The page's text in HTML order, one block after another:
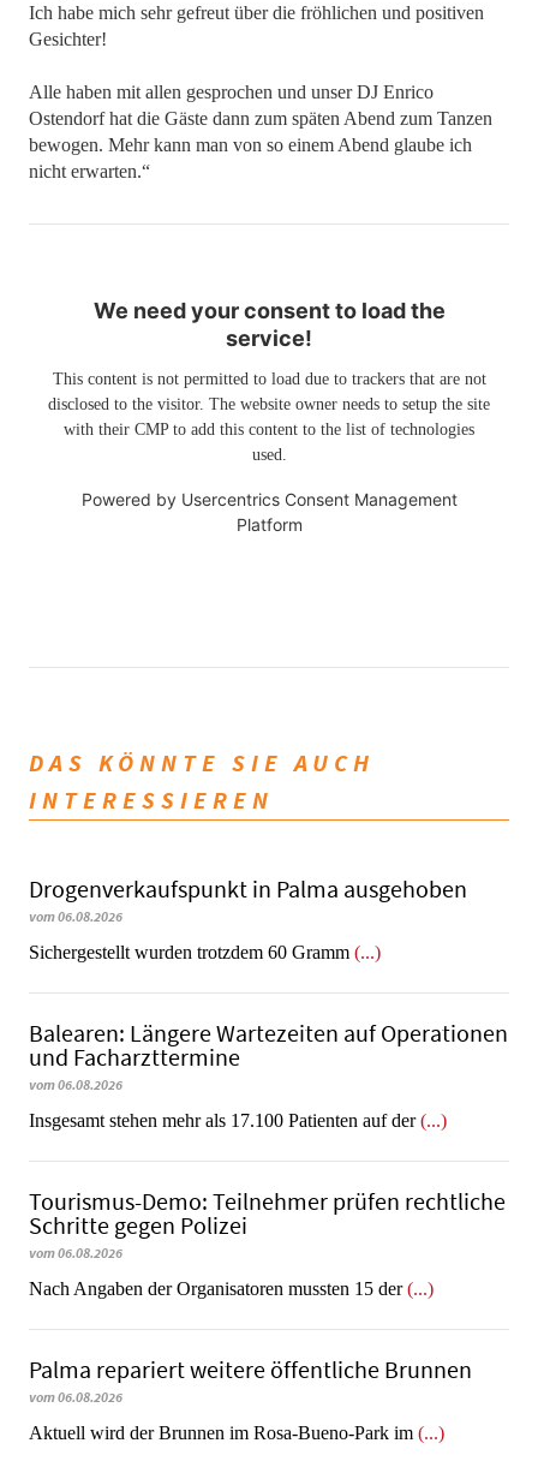
Ich habe mich sehr gefreut über die fröhlichen und positiven
Gesichter!
Alle haben mit allen gesprochen und unser DJ Enrico
Ostendorf hat die Gäste dann zum späten Abend zum Tanzen
bewogen. Mehr kann man von so einem Abend glaube ich
nicht erwarten.“
We need your consent to load the
service!
This content is not permitted to load due to trackers that are not
disclosed to the visitor. The website owner needs to setup the site
with their CMP to add this content to the list of technologies
used.
Powered by Usercentrics Consent Management
Platform
DAS KÖNNTE SIE AUCH
INTERESSIEREN
Drogenverkaufspunkt in Palma ausgehoben
vom 06.08.2026
​​​​​​​Sichergestellt wurden trotzdem 60 Gramm (...)
Balearen: Längere Wartezeiten auf Operationen
und Facharzttermine
vom 06.08.2026
Insgesamt stehen mehr als 17.100 Patienten auf der(...)
Tourismus-Demo: Teilnehmer prüfen rechtliche
Schritte gegen Polizei
vom 06.08.2026
Nach Angaben der Organisatoren mussten 15 der(...)
Palma repariert weitere öffentliche Brunnen
vom 06.08.2026
Aktuell wird der Brunnen im Rosa-Bueno-Park im (...)